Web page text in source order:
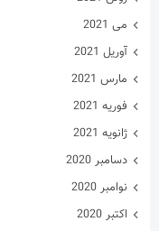
می 2021
آوریل 2021
مارس 2021
فوریه 2021
ژانویه 2021
دسامبر 2020
نوامبر 2020
اکتبر 2020